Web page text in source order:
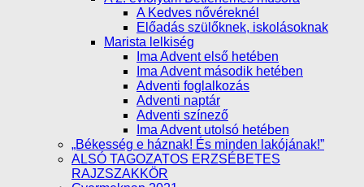
A Kedves nővéreknél
Előadás szülőknek, iskolásoknak
Marista lelkiség
Ima Advent első hetében
Ima Advent második hetében
Adventi foglalkozás
Adventi naptár
Adventi színező
Ima Advent utolsó hetében
„Békesség e háznak! És minden lakójának!”
ALSÓ TAGOZATOS ERZSÉBETES
RAJZSZAKKÖR